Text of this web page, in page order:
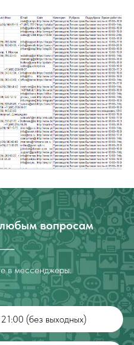
вопросам
в мессенджеры.
(без выходных)